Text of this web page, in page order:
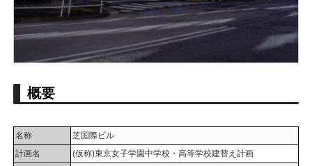
概要
名称
芝国際ビル
計画名
(仮称)東京女子学園中学校・高等学校建替え計画